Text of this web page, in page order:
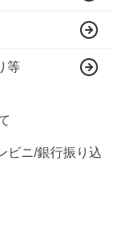
等
ビニ/銀行振り込